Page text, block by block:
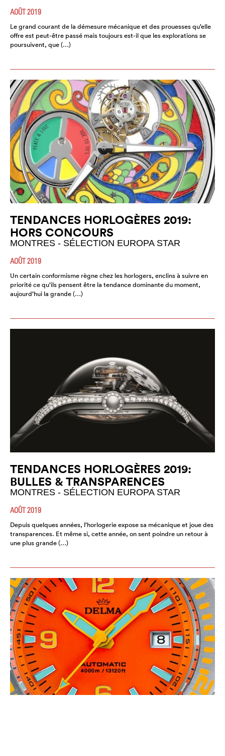
AOÛT 2019
Le grand courant de la démesure mécanique et des prouesses qu’elle
offre est peut-être passé mais toujours est-il que les explorations se
poursuivent, que (…)
TENDANCES HORLOGÈRES 2019:
HORS CONCOURS
MONTRES - SÉLECTION EUROPA STAR
AOÛT 2019
Un certain conformisme règne chez les horlogers, enclins à suivre en
priorité ce qu’ils pensent être la tendance dominante du moment,
aujourd’hui la grande (…)
TENDANCES HORLOGÈRES 2019:
BULLES & TRANSPARENCES
MONTRES - SÉLECTION EUROPA STAR
AOÛT 2019
Depuis quelques années, l’horlogerie expose sa mécanique et joue des
transparences. Et même si, cette année, on sent poindre un retour à
une plus grande (…)